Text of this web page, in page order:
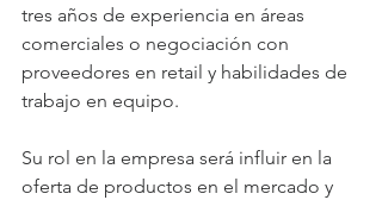
tres años de experiencia en áreas
comerciales o negociación con
proveedores en retail y habilidades de
trabajo en equipo.
Su rol en la empresa será influir en la
oferta de productos en el mercado y